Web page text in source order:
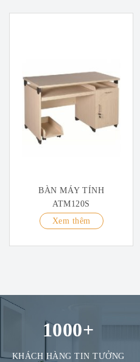
BÀN MÁY TÍNH
ATM120S
Xem thêm
1000+
KHÁCH HÀNG TIN TƯỞNG